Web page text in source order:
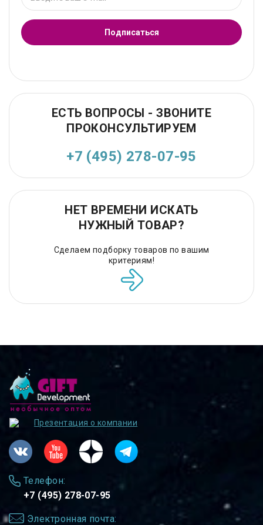
Подписаться
ЕСТЬ ВОПРОСЫ - ЗВОНИТЕ
ПРОКОНСУЛЬТИРУЕМ
+7 (495) 278-07-95
НЕТ ВРЕМЕНИ ИСКАТЬ
НУЖНЫЙ ТОВАР?
Сделаем подборку товаров по вашим
критериям!
Презентация о компании
Телефон:
+7 (495) 278-07-95
Электронная почта: